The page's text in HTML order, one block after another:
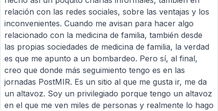
relación con las redes sociales, sobre las ventajas y los
inconvenientes. Cuando me avisan para hacer algo
relacionado con la medicina de familia, también desde
las propias sociedades de medicina de familia, la verdad
es que me apunto a un bombardeo. Pero sí, al final,
creo que donde más seguimiento tengo es en las
jornadas PostMIR. Es un sitio al que me gusta ir, me da
un altavoz. Soy un privilegiado porque tengo un altavoz
en el que me ven miles de personas y realmente lo hago